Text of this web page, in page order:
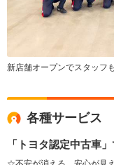
新店舗オープンでスタッフ
各種サービス
「トヨタ認定中古車